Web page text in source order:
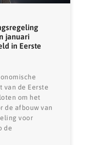
januari
in Eerste
van de Eerste
om het
de afbouw van
voor
de